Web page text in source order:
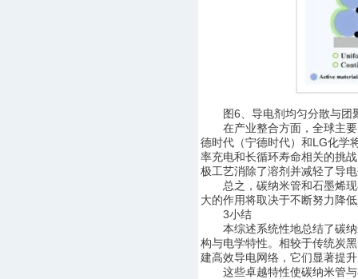
图6、导电剂均匀分散与团
在产业整合方面，全球主要
德时代（宁德时代）和LG化学
率充电和长循环寿命相关的挑
极工艺消除了溶剂并减轻了导
总之，碳纳米管和石墨烯现
大的作用将取决于不断努力降
3小结
本综述系统性地总结了碳纳
构与电学特性。相较于传统炭
建高效导电网络，它们显著提
这些卓越特性使碳纳米管与